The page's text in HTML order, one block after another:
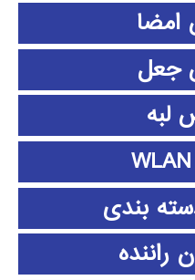
جعل
لبه
بندی
راننده